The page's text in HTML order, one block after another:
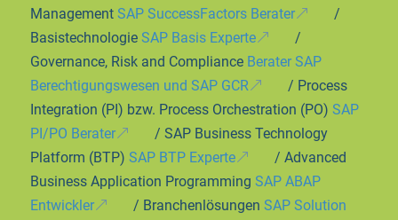
Management SAP SuccessFactors Berater
/
Basistechnologie SAP Basis Experte
/
Governance, Risk and Compliance Berater SAP
Berechtigungswesen und SAP GCR
/ Process
Integration (PI) bzw. Process Orchestration (PO) SAP
PI/PO Berater
/ SAP Business Technology
Platform (BTP) SAP BTP Experte
/ Advanced
Business Application Programming SAP ABAP
Entwickler
/ Branchenlösungen SAP Solution